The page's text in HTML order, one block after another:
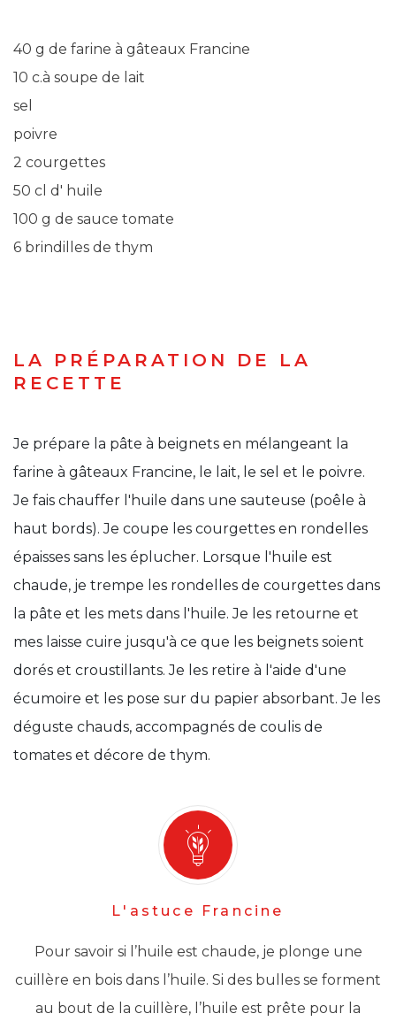
40 g de farine à gâteaux Francine
10 c.à soupe de lait
sel
poivre
2 courgettes
50 cl d' huile
100 g de sauce tomate
6 brindilles de thym
LA PRÉPARATION DE LA
RECETTE
Je prépare la pâte à beignets en mélangeant la
farine à gâteaux Francine, le lait, le sel et le poivre.
Je fais chauffer l'huile dans une sauteuse (poêle à
haut bords). Je coupe les courgettes en rondelles
épaisses sans les éplucher. Lorsque l'huile est
chaude, je trempe les rondelles de courgettes dans
la pâte et les mets dans l'huile. Je les retourne et
mes laisse cuire jusqu'à ce que les beignets soient
dorés et croustillants. Je les retire à l'aide d'une
écumoire et les pose sur du papier absorbant. Je les
déguste chauds, accompagnés de coulis de
tomates et décore de thym.
L'astuce Francine
Pour savoir si l’huile est chaude, je plonge une
cuillère en bois dans l’huile. Si des bulles se forment
au bout de la cuillère, l’huile est prête pour la